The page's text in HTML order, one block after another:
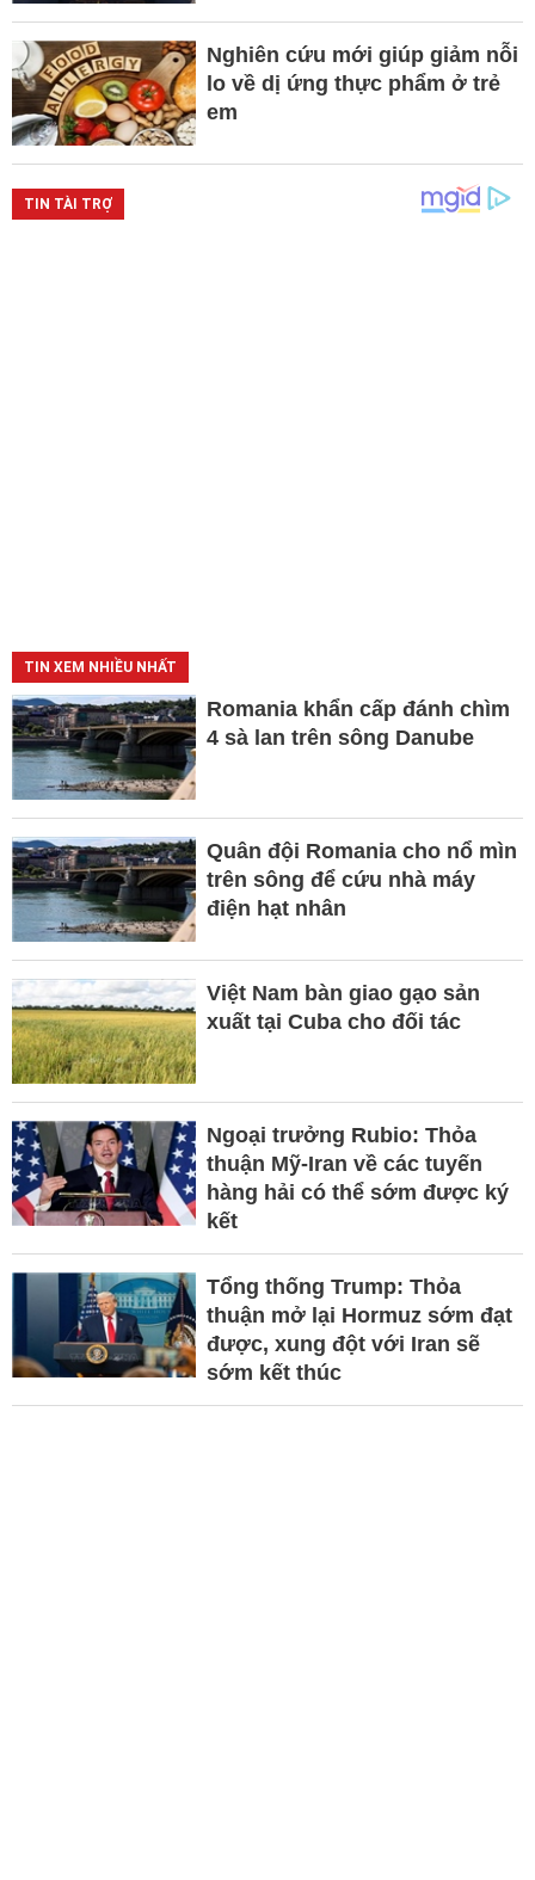
Nghiên cứu mới giúp giảm nỗi
lo về dị ứng thực phẩm ở trẻ
em
TIN XEM NHIỀU NHẤT
Romania khẩn cấp đánh chìm
4 sà lan trên sông Danube
Quân đội Romania cho nổ mìn
trên sông để cứu nhà máy
điện hạt nhân
Việt Nam bàn giao gạo sản
xuất tại Cuba cho đối tác
Ngoại trưởng Rubio: Thỏa
thuận Mỹ-Iran về các tuyến
hàng hải có thể sớm được ký
kết
Tổng thống Trump: Thỏa
thuận mở lại Hormuz sớm đạt
được, xung đột với Iran sẽ
sớm kết thúc